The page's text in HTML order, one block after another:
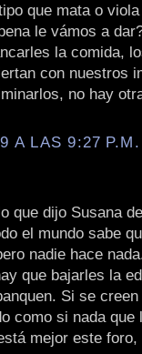
que mata o
le vámos a
la comida,
con nuestros
no hay
A LAS 9:27 P.M.
que dijo Susana
el mundo sabe
nadie hace
que bajarles la
Si se
como si nada que
mejor este foro,